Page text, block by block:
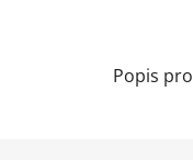
Popis